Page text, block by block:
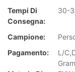
Tempi Di
Consegna:
30-
Campione:
Pagamento:
L/